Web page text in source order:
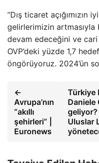
“Dış ticaret açığımızın
gelirlerimizin artmasıyla
devam edeceğini ve cari
OVP’deki yüzde 1,7
öngörüyoruz. 2024’ün
←
Avrupa’nın
“akıllı
şehirleri” |
Euronews
Türkiye
Daniele
geliyor?
Uluslar